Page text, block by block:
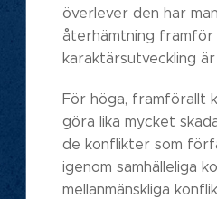
överlever den har
återhämtning
karaktärsutveckling
För höga, framförallt
göra lika mycket
de konflikter som
igenom samhälleliga
mellanmänskliga